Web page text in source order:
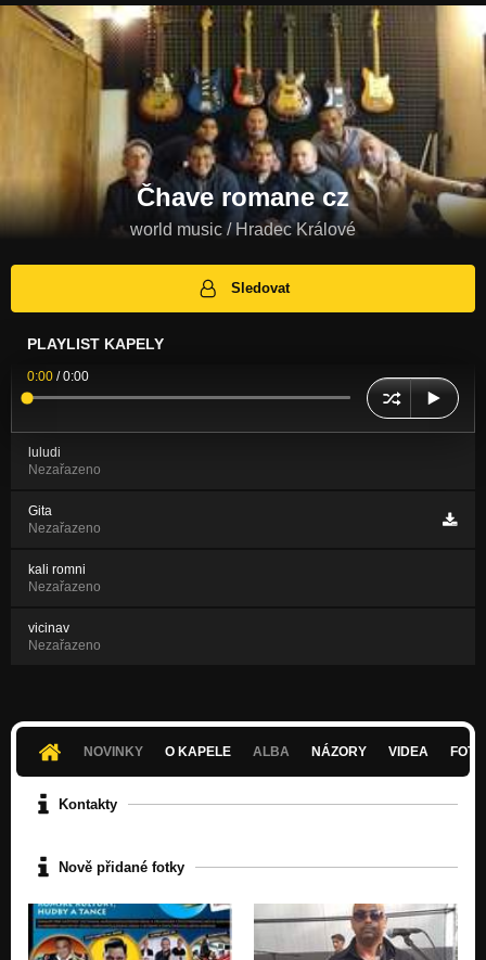
Čhave romane cz
world music / Hradec Králové
Sledovat
PLAYLIST KAPELY
0:00 /0:00
luludi
Nezařazeno
Gita
Nezařazeno
kali romni
Nezařazeno
vicinav
Nezařazeno
NOVINKY O KAPELE ALBA NÁZORY VIDEA
Kontakty
Nově přidané fotky